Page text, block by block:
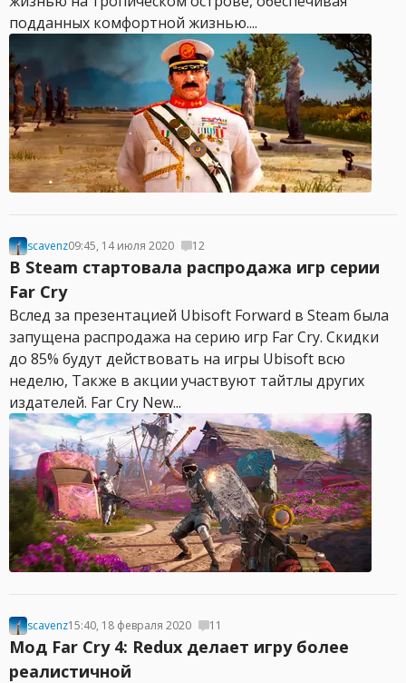
подданных комфортной жизнью....
scavenz09:45, 14 июля 2020 12
В Steam стартовала распродажа игр серии
Far Cry
Вслед за презентацией Ubisoft Forward в Steam была
запущена распродажа на серию игр Far Cry. Скидки
до 85% будут действовать на игры Ubisoft всю
неделю, Также в акции участвуют тайтлы других
издателей. Far Cry New...
scavenz15:40, 18 февраля 2020 11
Мод Far Cry 4: Redux делает игру более
реалистичной